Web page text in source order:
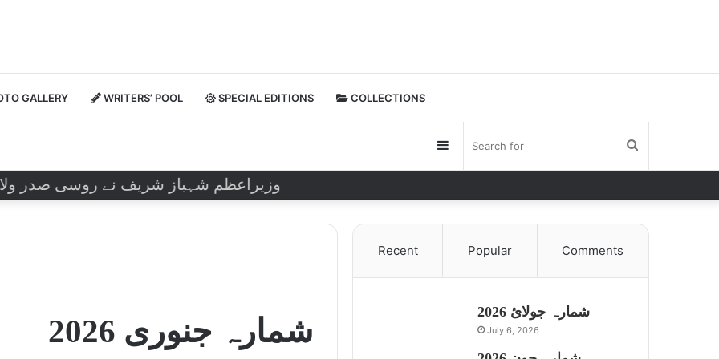
GALLERY WRITERS’ POOL SPECIAL EDITIONS COLLECTIONS
Sidebar
وزیراعظم شہباز شریف نے روسی صدر ولادیمیر
شمارہ جنوری 2026
Recent Popular Comments
شمارہ جولائ 2026
July 6, 2026